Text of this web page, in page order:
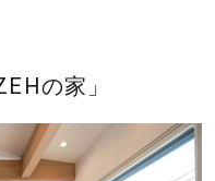
の家」